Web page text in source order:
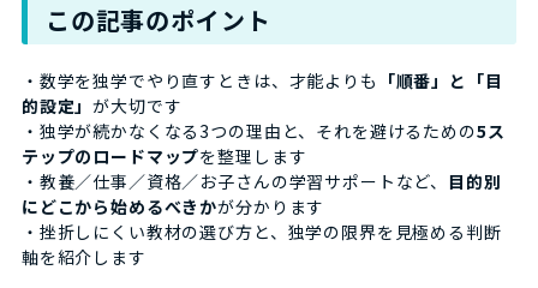
この記事のポイント
・数学を独学でやり直すときは、才能よりも 「順番」と「目
的設定」が大切です
・独学が続かなくなる3つの理由と、それを避けるための5ス
テップのロードマップを整理します
・教養／仕事／資格／お子さんの学習サポートなど、 目的別
にどこから始めるべきかが分かります
・挫折しにくい教材の選び方と、独学の限界を見極める判断
軸を紹介します